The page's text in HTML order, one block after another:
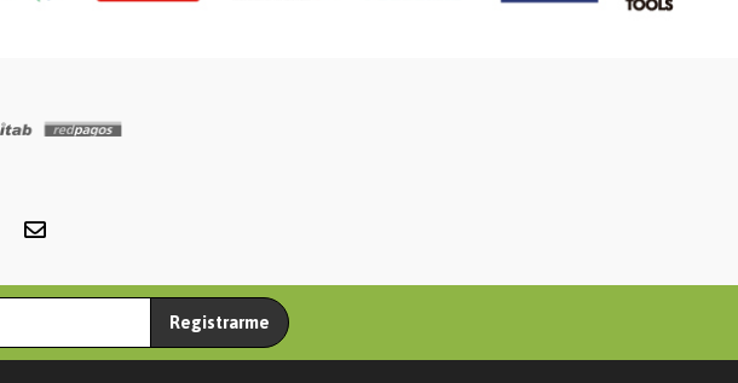
Registrarme